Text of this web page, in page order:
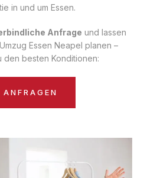
in und um Essen.
Anfrage und lassen
Essen Neapel planen –
besten Konditionen: